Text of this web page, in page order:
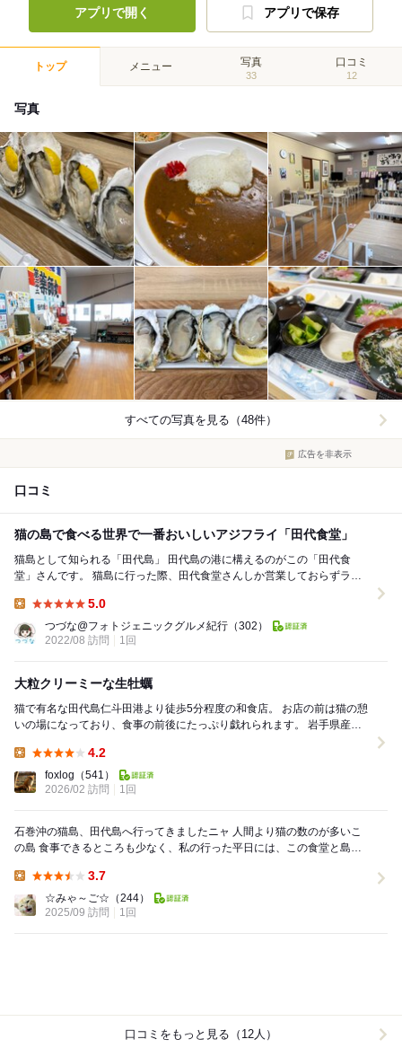
アプリで開く アプリで保存
トップ メニュー 写真
33
口コミ
12
写真
すべての写真を見る（48件）
広告を非表示
口コミ
猫の島で食べる世界で一番おいしいアジフライ「田代食堂」
猫島として知られる「田代島」 田代島の港に構えるのがこの「田代食
堂」さんです。 猫島に行った際、田代食堂さんしか営業しておらずラン
5.0
つづな@フォトジェニックグルメ紀行 （302）
2022/08 訪問
1回
大粒クリーミーな生牡蠣
猫で有名な田代島仁斗田港より徒歩5分程度の和食店。 お店の前は猫の憩
いの場になっており、食事の前後にたっぷり戯れられます。 岩手県産殻
4.2
foxlog （541）
2026/02 訪問
1回
石巻沖の猫島、田代島へ行ってきましたニャ 人間より猫の数のが多いこ
の島 食事できるところも少なく、私の行った平日には、この食堂と島の
3.7
☆みゃ～ご☆ （244）
2025/09 訪問
1回
口コミをもっと見る（12人）